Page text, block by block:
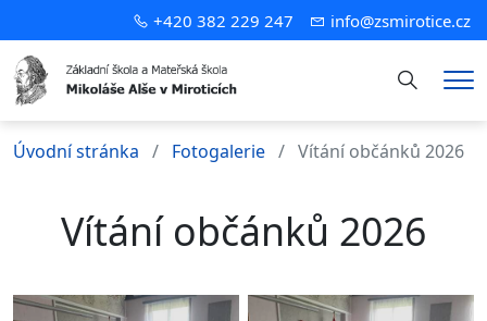
+420 382 229 247 info@zsmirotice.cz
Hledání
Úvodní stránka Fotogalerie Vítání občánků 2026
Vítání občánků 2026